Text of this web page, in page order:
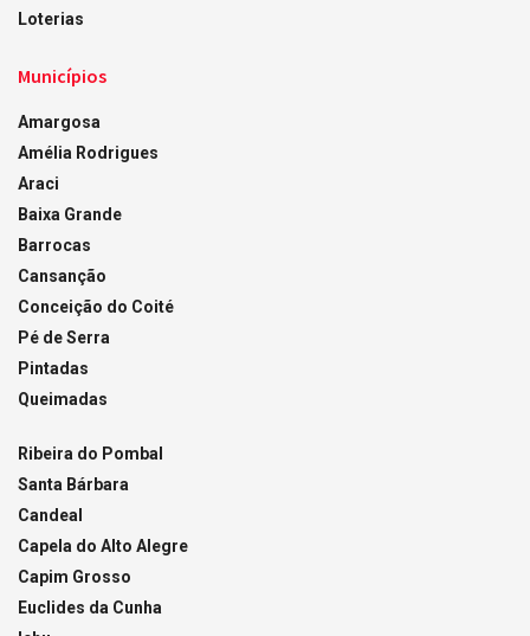
Loterias
Municípios
Amargosa
Amélia Rodrigues
Araci
Baixa Grande
Barrocas
Cansanção
Conceição do Coité
Pé de Serra
Pintadas
Queimadas
Ribeira do Pombal
Santa Bárbara
Candeal
Capela do Alto Alegre
Capim Grosso
Euclides da Cunha